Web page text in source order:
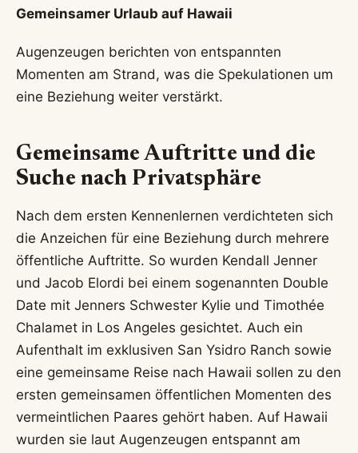
Gemeinsamer Urlaub auf Hawaii
Augenzeugen berichten von entspannten
Momenten am Strand, was die Spekulationen um
eine Beziehung weiter verstärkt.
Gemeinsame Auftritte und die
Suche nach Privatsphäre
Nach dem ersten Kennenlernen verdichteten sich
die Anzeichen für eine Beziehung durch mehrere
öffentliche Auftritte. So wurden Kendall Jenner
und Jacob Elordi bei einem sogenannten Double
Date mit Jenners Schwester Kylie und Timothée
Chalamet in Los Angeles gesichtet. Auch ein
Aufenthalt im exklusiven San Ysidro Ranch sowie
eine gemeinsame Reise nach Hawaii sollen zu den
ersten gemeinsamen öffentlichen Momenten des
vermeintlichen Paares gehört haben. Auf Hawaii
wurden sie laut Augenzeugen entspannt am